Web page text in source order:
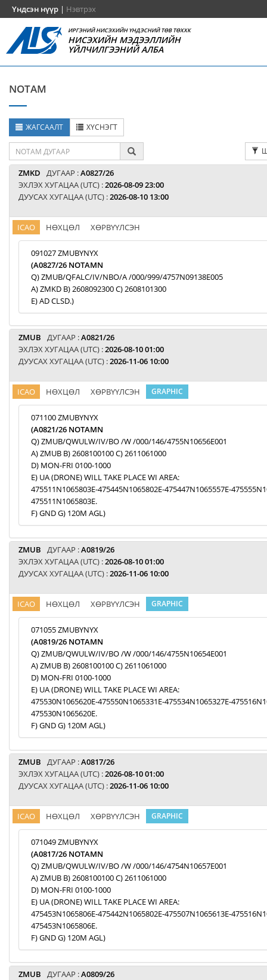
Үндсэн нүүр | Нэвтрэх
ИРГЭНИЙ НИСЭХИЙН ҮНДЭСНИЙ ТӨВ ТӨХХК
НИСЭХИЙН МЭДЭЭЛЛИЙН
ҮЙЛЧИЛГЭЭНИЙ АЛБА
NOTAM
ЖАГСААЛТ ХҮСНЭГТ
ZMKD ДУГААР :A0827/26
ЭХЛЭХ ХУГАЦАА (UTC) :2026-08-09 23:00
ДУУСАХ ХУГАЦАА (UTC) :2026-08-10 13:00
ICAO НӨХЦӨЛ ХӨРВҮҮЛСЭН
091027 ZMUBYNYX
(A0827/26 NOTAMN
Q) ZMUB/QFALC/IV/NBO/A /000/999/4757N09138E005
A) ZMKD B) 2608092300 C) 2608101300
E) AD CLSD.)
ZMUB ДУГААР :A0821/26
ЭХЛЭХ ХУГАЦАА (UTC) :2026-08-10 01:00
ДУУСАХ ХУГАЦАА (UTC) :2026-11-06 10:00
ICAO НӨХЦӨЛ ХӨРВҮҮЛСЭН GRAPHIC
071100 ZMUBYNYX
(A0821/26 NOTAMN
Q) ZMUB/QWULW/IV/BO /W /000/146/4755N10656E001
A) ZMUB B) 2608100100 C) 2611061000
D) MON-FRI 0100-1000
E) UA (DRONE) WILL TAKE PLACE WI AREA:
475511N1065803E-475445N1065802E-475447N1065557E-
475511N1065803E.
F) GND G) 120M AGL)
ZMUB ДУГААР :A0819/26
ЭХЛЭХ ХУГАЦАА (UTC) :2026-08-10 01:00
ДУУСАХ ХУГАЦАА (UTC) :2026-11-06 10:00
ICAO НӨХЦӨЛ ХӨРВҮҮЛСЭН GRAPHIC
071055 ZMUBYNYX
(A0819/26 NOTAMN
Q) ZMUB/QWULW/IV/BO /W /000/146/4755N10654E001
A) ZMUB B) 2608100100 C) 2611061000
D) MON-FRI 0100-1000
E) UA (DRONE) WILL TAKE PLACE WI AREA:
475530N1065620E-475550N1065331E-475534N1065327E-
475530N1065620E.
F) GND G) 120M AGL)
ZMUB ДУГААР :A0817/26
ЭХЛЭХ ХУГАЦАА (UTC) :2026-08-10 01:00
ДУУСАХ ХУГАЦАА (UTC) :2026-11-06 10:00
ICAO НӨХЦӨЛ ХӨРВҮҮЛСЭН GRAPHIC
071049 ZMUBYNYX
(A0817/26 NOTAMN
Q) ZMUB/QWULW/IV/BO /W /000/146/4754N10657E001
A) ZMUB B) 2608100100 C) 2611061000
D) MON-FRI 0100-1000
E) UA (DRONE) WILL TAKE PLACE WI AREA:
475453N1065806E-475442N1065802E-475507N1065613E-
475453N1065806E.
F) GND G) 120M AGL)
ZMUB ДУГААР :A0809/26